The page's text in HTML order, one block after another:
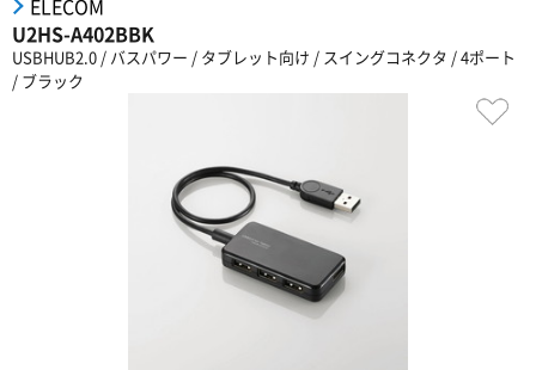
ELECOM
U2HS-A402BBK
USBHUB2.0 / バスパワー / タブレット向け / スイングコネクタ / 4ポート
/ ブラック